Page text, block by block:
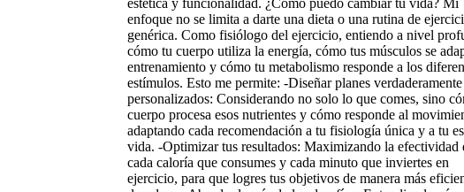
estética y funcionalidad. ¿Cómo puedo cambiar tu vida? Mi
enfoque no se limita a darte una dieta o una rutina de
genérica. Como fisiólogo del ejercicio, entiendo a nivel
cómo tu cuerpo utiliza la energía, cómo tus músculos se
entrenamiento y cómo tu metabolismo responde a los
estímulos. Esto me permite: -Diseñar planes verdaderamente
personalizados: Considerando no solo lo que comes, sino
cuerpo procesa esos nutrientes y cómo responde al
adaptando cada recomendación a tu fisiología única y a tu
vida. -Optimizar tus resultados: Maximizando la efectividad
cada caloría que consumes y cada minuto que inviertes en
ejercicio, para que logres tus objetivos de manera más